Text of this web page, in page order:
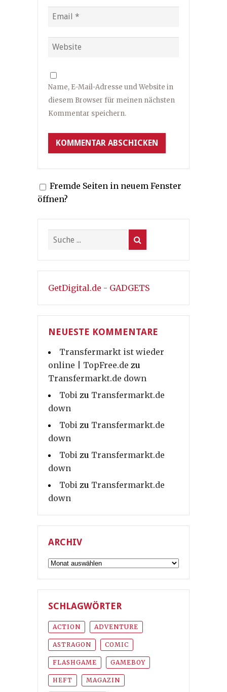
Name, E-Mail-Adresse und Website in
diesem Browser für meinen nächsten
Kommentar speichern.
Fremde Seiten in neuem Fenster
öffnen?
GetDigital.de - GADGETS
NEUESTE KOMMENTARE
Transfermarkt ist wieder
online | TopFree.de zu
Transfermarkt.de down
Tobi zu Transfermarkt.de
down
Tobi zu Transfermarkt.de
down
Tobi zu Transfermarkt.de
down
Tobi zu Transfermarkt.de
down
ARCHIV
Archiv
SCHLAGWÖRTER
ACTION ADVENTURE
ASTRAGON COMIC
FLASHGAME GAMEBOY
HEFT MAGAZIN